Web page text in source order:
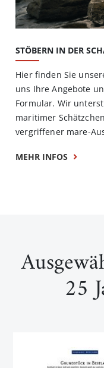
STÖBERN IN DER
Hier finden Sie
uns Ihre Angebote
Formular. Wir
maritimer
vergriffener mare-
MEHR INFOS
25